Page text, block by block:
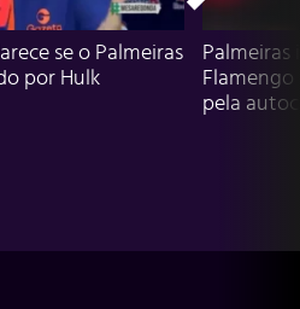
se o Palmeiras
por Hulk
Flamengo
pela